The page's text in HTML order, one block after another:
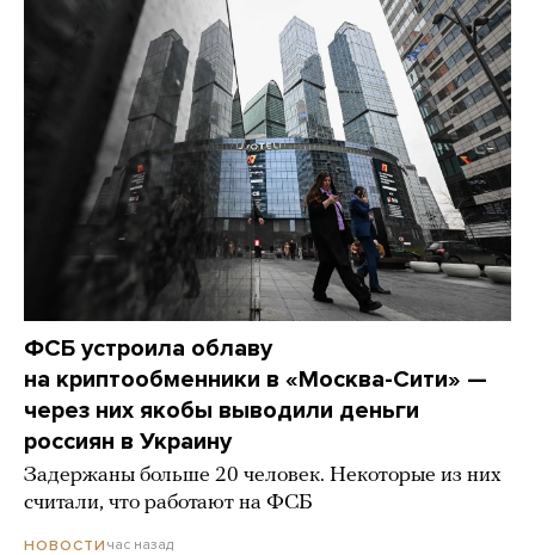
ФСБ устроила облаву
на криптообменники в «Москва-Сити» —
через них якобы выводили деньги
россиян в Украину
Задержаны больше 20 человек. Некоторые из них
считали, что работают на ФСБ
НОВОСТИ час назад